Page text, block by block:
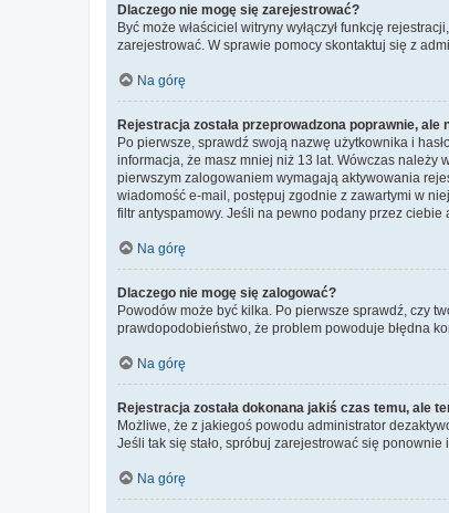
Dlaczego nie mogę się zarejestrować?
Być może właściciel witryny wyłączył funkcję
zarejestrować. W sprawie pomocy skontaktuj się z
Na górę
Rejestracja została przeprowadzona poprawnie, ale
Po pierwsze, sprawdź swoją nazwę użytkownika i
informacja, że masz mniej niż 13 lat. Wówczas należy
pierwszym zalogowaniem wymagają aktywowania
wiadomość e-mail, postępuj zgodnie z zawartymi w
filtr antyspamowy. Jeśli na pewno podany przez ciebie
Na górę
Dlaczego nie mogę się zalogować?
Powodów może być kilka. Po pierwsze sprawdź, czy
prawdopodobieństwo, że problem powoduje błędna
Na górę
Rejestracja została dokonana jakiś czas temu, ale
Możliwe, że z jakiegoś powodu administrator
Jeśli tak się stało, spróbuj zarejestrować się
Na górę